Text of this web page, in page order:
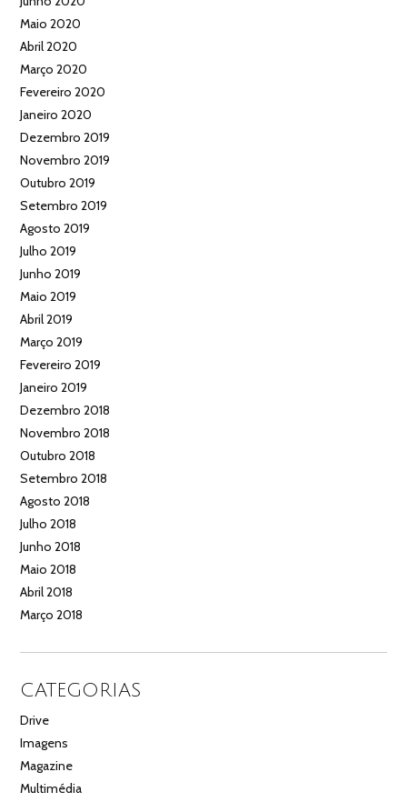
Maio 2020
Abril 2020
Março 2020
Fevereiro 2020
Janeiro 2020
Dezembro 2019
Novembro 2019
Outubro 2019
Setembro 2019
Agosto 2019
Julho 2019
Junho 2019
Maio 2019
Abril 2019
Março 2019
Fevereiro 2019
Janeiro 2019
Dezembro 2018
Novembro 2018
Outubro 2018
Setembro 2018
Agosto 2018
Julho 2018
Junho 2018
Maio 2018
Abril 2018
Março 2018
CATEGORIAS
Drive
Imagens
Magazine
Multimédia